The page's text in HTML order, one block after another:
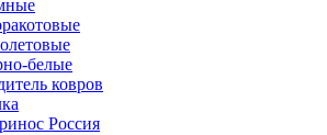
белые
ковров
Россия